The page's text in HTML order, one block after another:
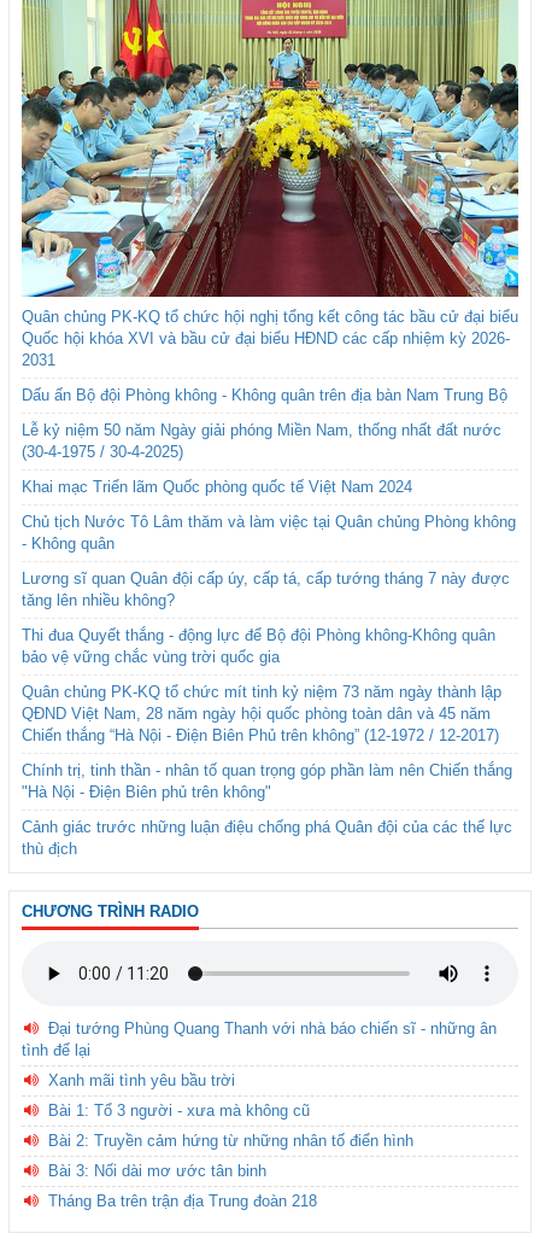
Quân chủng PK-KQ tổ chức hội nghị tổng kết công tác bầu cử đại biểu
Quốc hội khóa XVI và bầu cử đại biểu HĐND các cấp nhiệm kỳ 2026-
2031
Dấu ấn Bộ đội Phòng không - Không quân trên địa bàn Nam Trung Bộ
Lễ kỷ niệm 50 năm Ngày giải phóng Miền Nam, thống nhất đất nước
(30-4-1975 / 30-4-2025)
Khai mạc Triển lãm Quốc phòng quốc tế Việt Nam 2024
Chủ tịch Nước Tô Lâm thăm và làm việc tại Quân chủng Phòng không
- Không quân
Lương sĩ quan Quân đội cấp úy, cấp tá, cấp tướng tháng 7 này được
tăng lên nhiều không?
Thi đua Quyết thắng - động lực để Bộ đội Phòng không-Không quân
bảo vệ vững chắc vùng trời quốc gia
Quân chủng PK-KQ tổ chức mít tinh kỷ niệm 73 năm ngày thành lập
QĐND Việt Nam, 28 năm ngày hội quốc phòng toàn dân và 45 năm
Chiến thắng “Hà Nội - Điện Biên Phủ trên không” (12-1972 / 12-2017)
Chính trị, tinh thần - nhân tố quan trọng góp phần làm nên Chiến thắng
"Hà Nội - Điện Biên phủ trên không"
Cảnh giác trước những luận điệu chống phá Quân đội của các thế lực
thù địch
CHƯƠNG TRÌNH RADIO
Đại tướng Phùng Quang Thanh với nhà báo chiến sĩ - những ân
tình để lại
Xanh mãi tình yêu bầu trời
Bài 1: Tổ 3 người - xưa mà không cũ
Bài 2: Truyền cảm hứng từ những nhân tố điển hình
Bài 3: Nối dài mơ ước tân binh
Tháng Ba trên trận địa Trung đoàn 218